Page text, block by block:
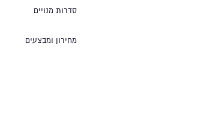
סדרות מנויים
מחירון ומבצעים